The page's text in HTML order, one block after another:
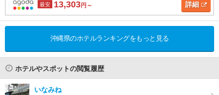
最安 13,303円～ 詳細
沖縄県のホテルランキングをもっと見る
ホテルやスポットの閲覧履歴
いなみね